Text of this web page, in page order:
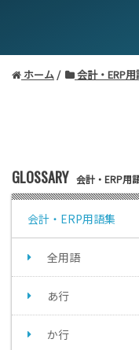
ホーム 会計・ERP
GLOSSARY 会計・ERP用
会計・ERP用語集
全用語
あ行
か行